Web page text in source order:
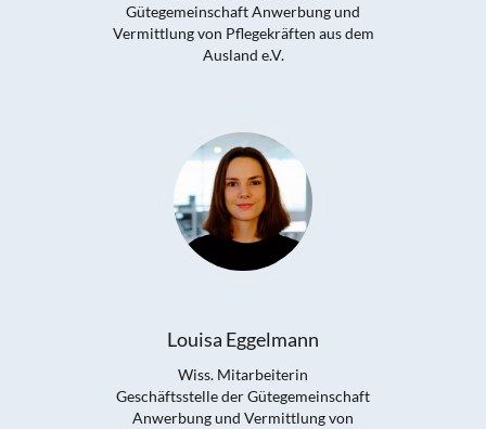
Gütegemeinschaft Anwerbung und
Vermittlung von Pflegekräften aus dem
Ausland e.V.
Louisa Eggelmann
Wiss. Mitarbeiterin
Geschäftsstelle der Gütegemeinschaft
Anwerbung und Vermittlung von